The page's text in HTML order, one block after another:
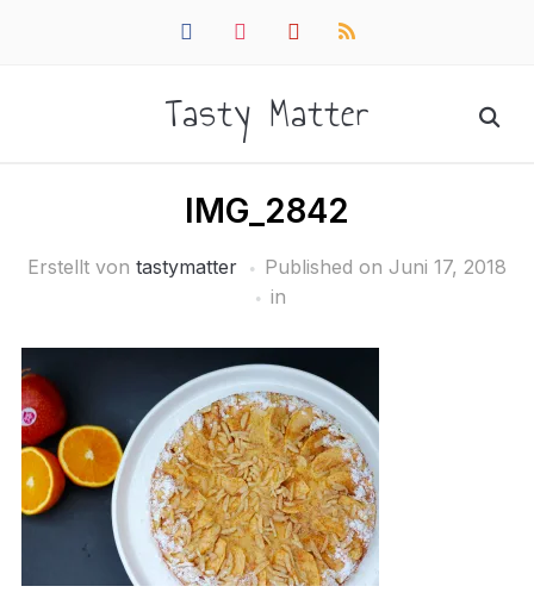
facebookinstagrampinterestrss
Tasty Matter
IMG_2842
Erstellt von tastymatter Published on Juni 17, 2018
in